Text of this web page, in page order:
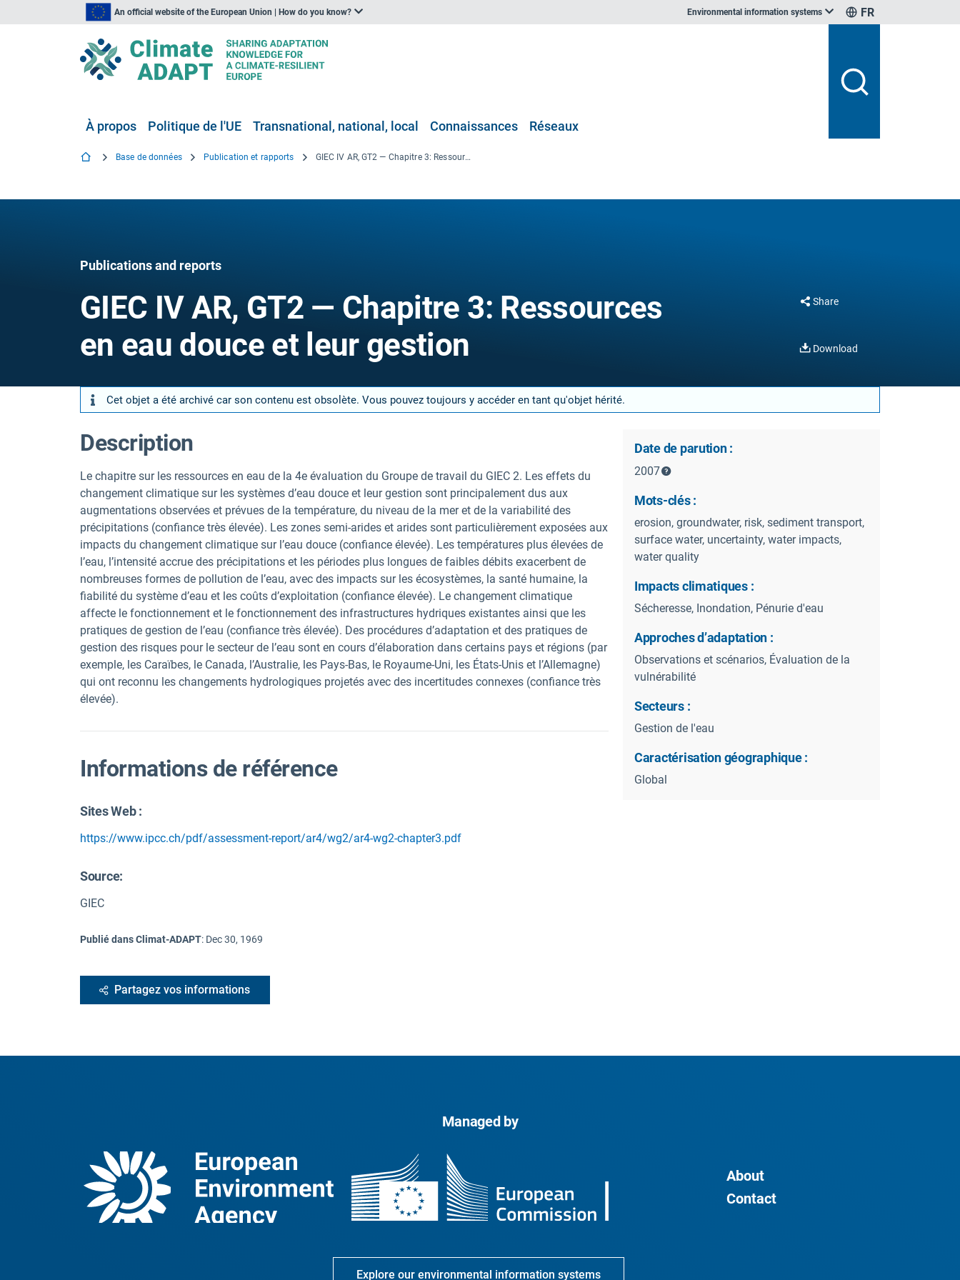
An official website of the European Union | How do you know? Environmental information systems FR
À propos Politique de l'UE Transnational, national, local Connaissances Réseaux
Base de données Publication et rapports GIEC IV AR, GT2 — Chapitre 3: Ressources en eau douce et leur gestion
Publications and reports
GIEC IV AR, GT2 — Chapitre 3: Ressources
en eau douce et leur gestion
Share
Download
Cet objet a été archivé car son contenu est obsolète. Vous pouvez toujours y accéder en tant qu'objet hérité.
Description
Le chapitre sur les ressources en eau de la 4e évaluation du Groupe de travail du GIEC 2. Les effets du
changement climatique sur les systèmes d’eau douce et leur gestion sont principalement dus aux
augmentations observées et prévues de la température, du niveau de la mer et de la variabilité des
précipitations (confiance très élevée). Les zones semi-arides et arides sont particulièrement exposées aux
impacts du changement climatique sur l’eau douce (confiance élevée). Les températures plus élevées de
l’eau, l’intensité accrue des précipitations et les périodes plus longues de faibles débits exacerbent de
nombreuses formes de pollution de l’eau, avec des impacts sur les écosystèmes, la santé humaine, la
fiabilité du système d’eau et les coûts d’exploitation (confiance élevée). Le changement climatique
affecte le fonctionnement et le fonctionnement des infrastructures hydriques existantes ainsi que les
pratiques de gestion de l’eau (confiance très élevée). Des procédures d’adaptation et des pratiques de
gestion des risques pour le secteur de l’eau sont en cours d’élaboration dans certains pays et régions (par
exemple, les Caraïbes, le Canada, l’Australie, les Pays-Bas, le Royaume-Uni, les États-Unis et l’Allemagne)
qui ont reconnu les changements hydrologiques projetés avec des incertitudes connexes (confiance très
élevée).
Informations de référence
Sites Web :
https://www.ipcc.ch/pdf/assessment-report/ar4/wg2/ar4-wg2-chapter3.pdf
Source:
GIEC
Publié dans Climat-ADAPT: Dec 30, 1969
Partagez vos informations
Date de parution :
2007
Mots-clés :
erosion, groundwater, risk, sediment transport,
surface water, uncertainty, water impacts,
water quality
Impacts climatiques :
Sécheresse, Inondation, Pénurie d'eau
Approches d’adaptation :
Observations et scénarios, Évaluation de la
vulnérabilité
Secteurs :
Gestion de l'eau
Caractérisation géographique :
Global
Managed by
About
Contact
Explore our environmental information systems